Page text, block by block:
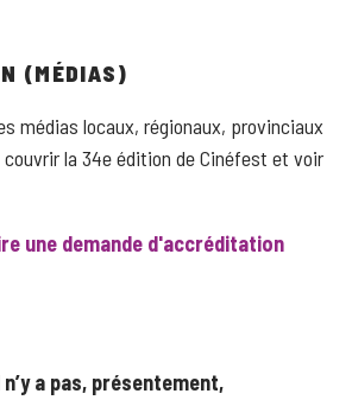
(MÉDIAS)
médias locaux, régionaux, provinciaux
la 34e édition de Cinéfest et voir
une demande d'accréditation
a pas, présentement,